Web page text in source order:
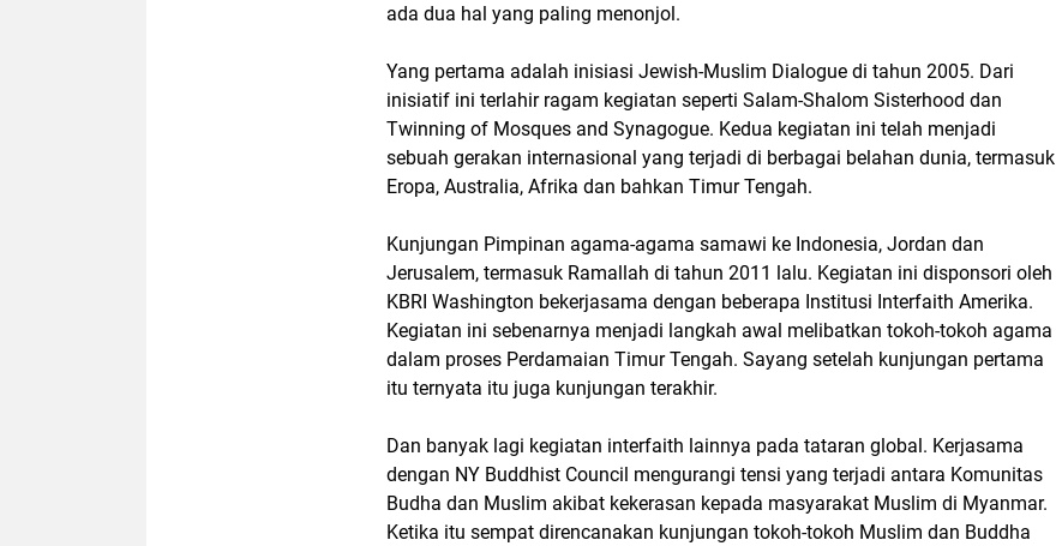
ada dua hal yang paling menonjol.
Yang pertama adalah inisiasi Jewish-Muslim Dialogue di tahun 2005. Dari
inisiatif ini terlahir ragam kegiatan seperti Salam-Shalom Sisterhood dan
Twinning of Mosques and Synagogue. Kedua kegiatan ini telah menjadi
sebuah gerakan internasional yang terjadi di berbagai belahan dunia, termasuk
Eropa, Australia, Afrika dan bahkan Timur Tengah.
Kunjungan Pimpinan agama-agama samawi ke Indonesia, Jordan dan
Jerusalem, termasuk Ramallah di tahun 2011 lalu. Kegiatan ini disponsori oleh
KBRI Washington bekerjasama dengan beberapa Institusi Interfaith Amerika.
Kegiatan ini sebenarnya menjadi langkah awal melibatkan tokoh-tokoh agama
dalam proses Perdamaian Timur Tengah. Sayang setelah kunjungan pertama
itu ternyata itu juga kunjungan terakhir.
Dan banyak lagi kegiatan interfaith lainnya pada tataran global. Kerjasama
dengan NY Buddhist Council mengurangi tensi yang terjadi antara Komunitas
Budha dan Muslim akibat kekerasan kepada masyarakat Muslim di Myanmar.
Ketika itu sempat direncanakan kunjungan tokoh-tokoh Muslim dan Buddha